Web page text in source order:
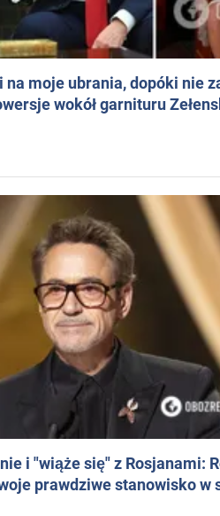
na moje ubrania, dopóki nie
wokół garnituru
i "wiąże się" z Rosjanami:
prawdziwe stanowisko w